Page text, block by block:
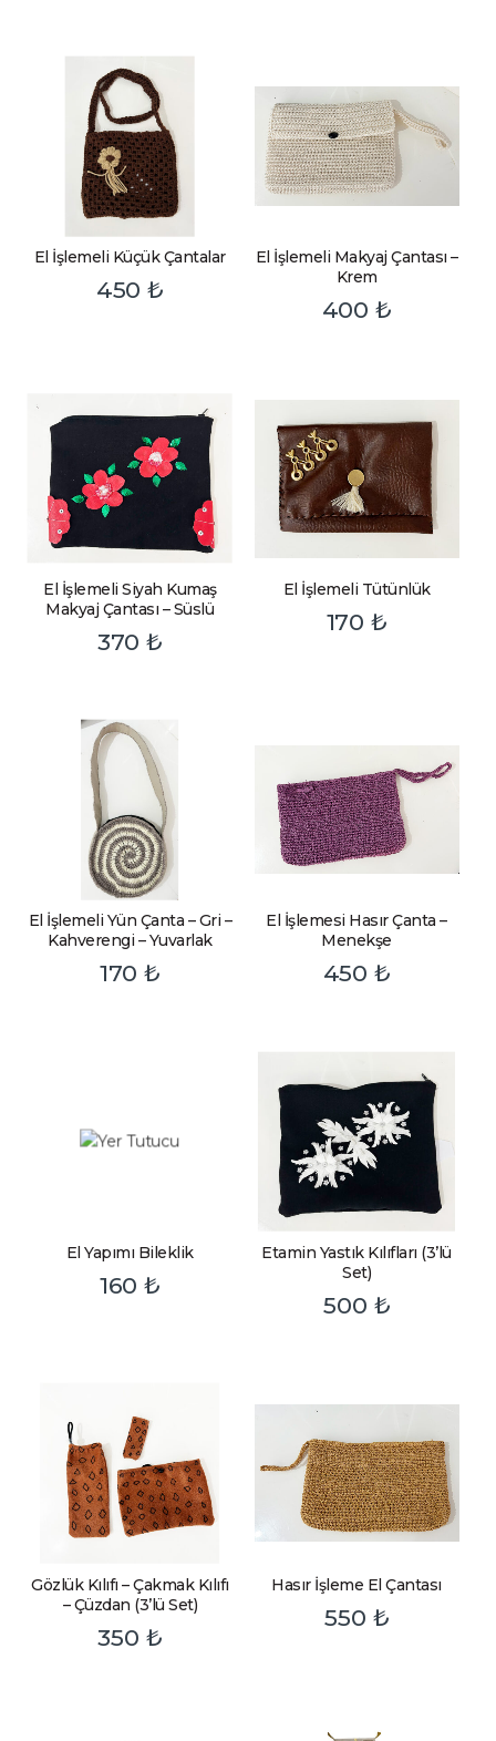
El İşlemeli Küçük Çantalar
450₺
El İşlemeli Makyaj Çantası –
Krem
400 ₺
El İşlemeli Siyah Kumaş
Makyaj Çantası – Süslü
370₺
El İşlemeli Tütünlük
170 ₺
El İşlemeli Yün Çanta – Gri –
Kahverengi – Yuvarlak
170₺
El İşlemesi Hasır Çanta –
Menekşe
450 ₺
El Yapımı Bileklik
160₺
Etamin Yastık Kılıfları (3’lü
Set)
500 ₺
Gözlük Kılıfı – Çakmak Kılıfı
– Çüzdan (3’lü Set)
350 ₺
Hasır İşleme El Çantası
550 ₺